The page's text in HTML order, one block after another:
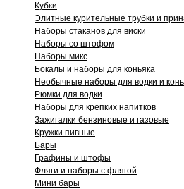
Кубки
Элитные курительные трубки и
Наборы стаканов для виски
Наборы со штофом
Наборы микс
Бокалы и наборы для коньяка
Необычные наборы для водки и
Рюмки для водки
Наборы для крепких напитков
Зажигалки бензиновые и газовые
Кружки пивные
Бары
Графины и штофы
Фляги и наборы с флягой
Мини бары